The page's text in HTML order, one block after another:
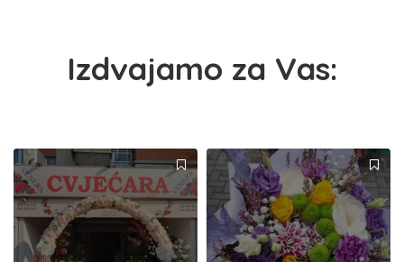
Izdvajamo za Vas: